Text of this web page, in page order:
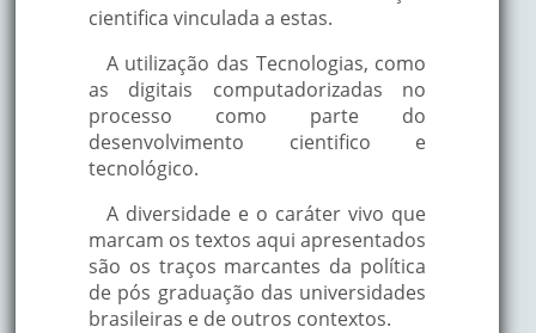
cientifica vinculada a estas.
A utilização das Tecnologias, como
as digitais computadorizadas no
processo como parte do
desenvolvimento cientifico e
tecnológico.
A diversidade e o caráter vivo que
marcam os textos aqui apresentados
são os traços marcantes da política
de pós graduação das universidades
brasileiras e de outros contextos.